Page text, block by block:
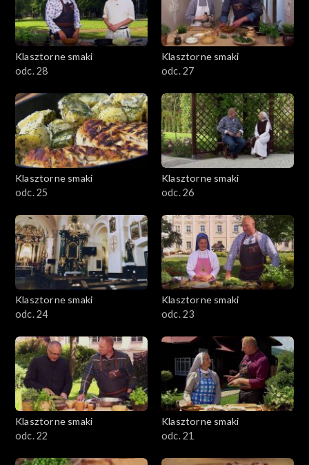
Klasztorne smaki
odc. 28
Klasztorne smaki
odc. 27
Klasztorne smaki
odc. 25
Klasztorne smaki
odc. 26
Klasztorne smaki
odc. 24
Klasztorne smaki
odc. 23
Klasztorne smaki
odc. 22
Klasztorne smaki
odc. 21